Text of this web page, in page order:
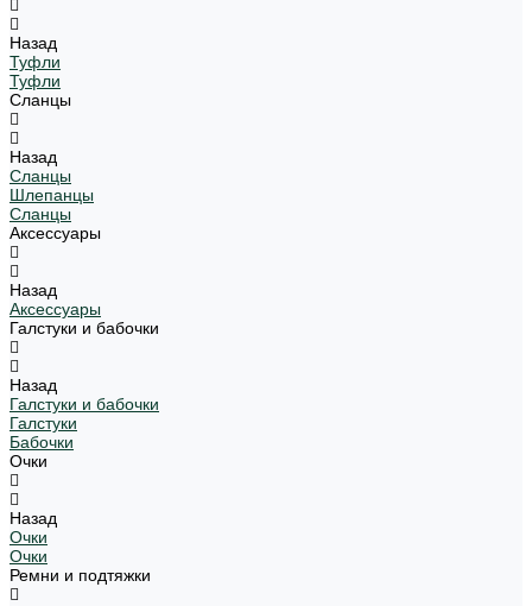
Назад
Туфли
Туфли
Сланцы
Назад
Сланцы
Шлепанцы
Сланцы
Аксессуары
Назад
Аксессуары
Галстуки и бабочки
Назад
Галстуки и бабочки
Галстуки
Бабочки
Очки
Назад
Очки
Очки
Ремни и подтяжки